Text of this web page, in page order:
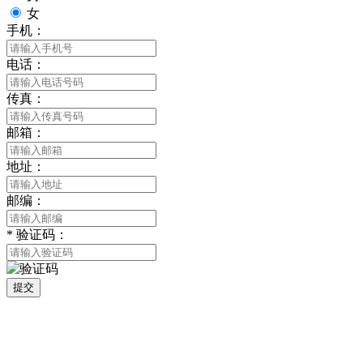
女
手机：
电话：
传真：
邮箱：
地址：
邮编：
* 验证码：
提交